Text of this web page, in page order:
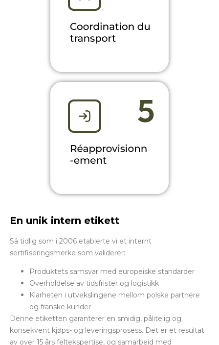
En unik intern etikett
Så tidlig som i 2006 etablerte vi et internt
sertifiseringsmerke som validerer:
Produktets samsvar med europeiske standarder
Overholdelse av tidsfrister og logistikk
Klarheten i utvekslingene mellom polske partnere
og franske kunder
Denne etiketten garanterer en smidig, pålitelig og
konsekvent kjøps- og leveringsprosess. Det er et resultat
av over 15 års feltekspertise, og samarbeid med